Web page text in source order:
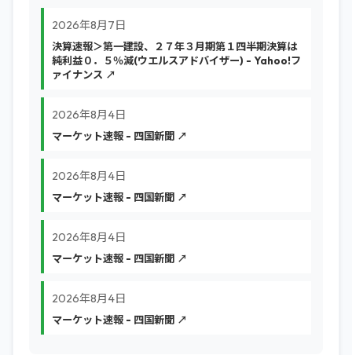
2026年8月7日
決算速報＞第一建設、２７年３月期第１四半期決算は
純利益０．５％減(ウエルスアドバイザー) - Yahoo!フ
ァイナンス ↗
2026年8月4日
マーケット速報 - 四国新聞 ↗
2026年8月4日
マーケット速報 - 四国新聞 ↗
2026年8月4日
マーケット速報 - 四国新聞 ↗
2026年8月4日
マーケット速報 - 四国新聞 ↗